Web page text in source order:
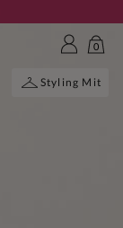
0
Styling Mit